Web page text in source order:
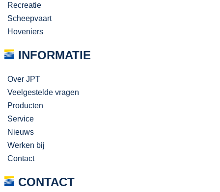
Recreatie
Scheepvaart
Hoveniers
INFORMATIE
Over JPT
Veelgestelde vragen
Producten
Service
Nieuws
Werken bij
Contact
CONTACT